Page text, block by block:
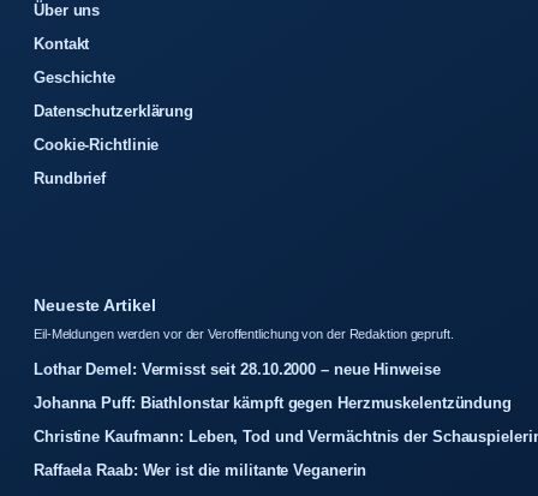
Über uns
Kontakt
Geschichte
Datenschutzerklärung
Cookie-Richtlinie
Rundbrief
Neueste Artikel
Eil-Meldungen werden vor der Veroffentlichung von der Redaktion gepruft.
Lothar Demel: Vermisst seit 28.10.2000 – neue Hinweise
Johanna Puff: Biathlonstar kämpft gegen Herzmuskelentzündung
Christine Kaufmann: Leben, Tod und Vermächtnis der
Raffaela Raab: Wer ist die militante Veganerin